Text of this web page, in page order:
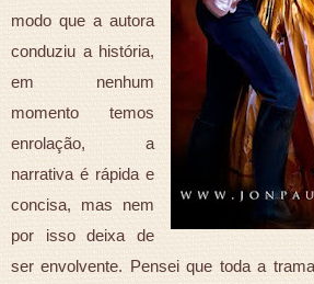
modo que a autora
conduziu a história,
em nenhum
momento temos
enrolação, a
narrativa é rápida e
concisa, mas nem
por isso deixa de
ser envolvente. Pensei que toda a